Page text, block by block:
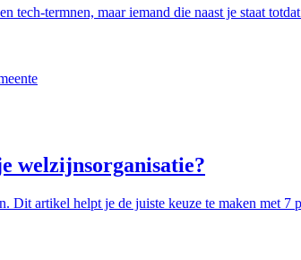
tech-termnen, maar iemand die naast je staat
welzijnsorganisatie?
artikel helpt je de juiste keuze te maken met 7